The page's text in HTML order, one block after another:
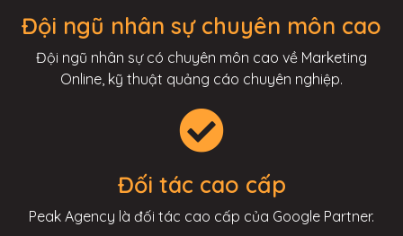
Đội ngũ nhân sự chuyên môn cao
Đội ngũ nhân sự có chuyên môn cao về Marketing
Online, kỹ thuật quảng cáo chuyên nghiệp.
Đối tác cao cấp
Peak Agency là đối tác cao cấp của Google Partner.